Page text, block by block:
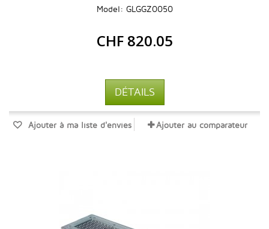
Model: GLGGZ0050
CHF 820.05
DÉTAILS
Ajouter à ma liste d'envies Ajouter au comparateur